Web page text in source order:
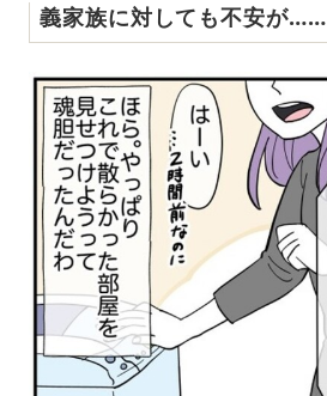
義家族に対しても不安が……